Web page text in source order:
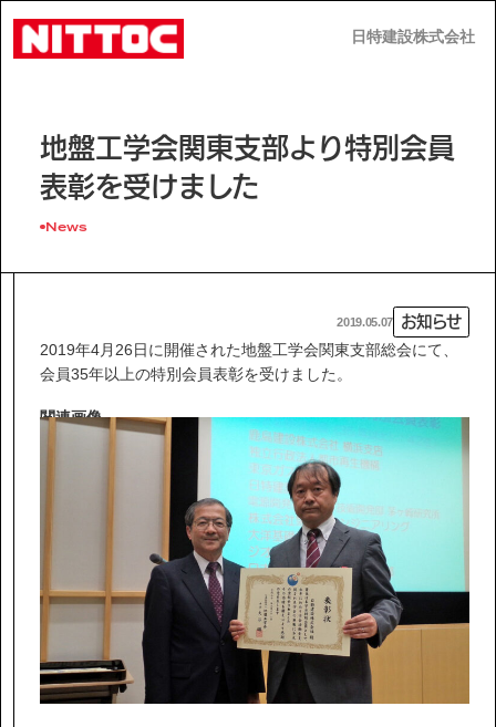
日特建設株式会社
日特建設株式会社
事業内容
技術情報
企業情報
サステナビリティ
ニュース
地盤工学会関東支部より特別会員
表彰を受けました
News
2019.05.07 お知らせ
2019年4月26日に開催された地盤工学会関東支部総会にて、
会員35年以上の特別会員表彰を受けました。
関連画像